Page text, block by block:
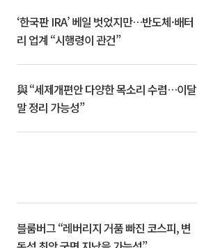
‘한국판 IRA’ 베일 벗었지만…반도체·배터
리 업계 “시행령이 관건”
與 “세제개편안 다양한 목소리 수렴…이달
말 정리 가능성”
블룸버그 “레버리지 거품 빠진 코스피, 변